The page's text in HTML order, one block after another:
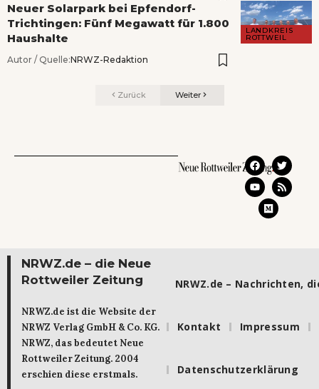
LANDKREIS
ROTTWEIL
Neuer Solarpark bei Epfendorf-
Trichtingen: Fünf Megawatt für 1.800
Haushalte
Autor / Quelle:NRWZ-Redaktion
Zurück Weiter
NRWZ.de – die Neue
Rottweiler Zeitung
NRWZ.de ist die Website der
NRWZ Verlag GmbH & Co. KG.
NRWZ, das bedeutet Neue
Rottweiler Zeitung. 2004
erschien diese erstmals.
NRWZ.de – Nachrichten,
Kontakt Impressum
Datenschutzerklärung